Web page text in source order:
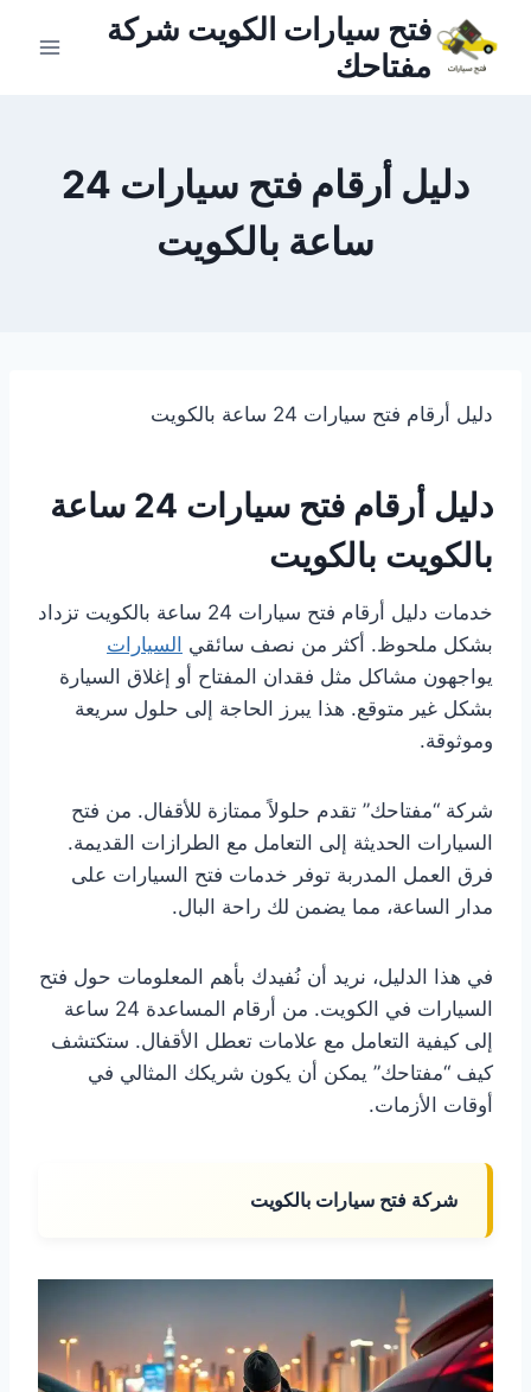
المحتوى
فتح سيارات الكويت شركة
مفتاحك
دليل أرقام فتح سيارات 24
ساعة بالكويت
دليل أرقام فتح سيارات 24 ساعة بالكويت
دليل أرقام فتح سيارات 24 ساعة
بالكويت بالكويت
خدمات دليل أرقام فتح سيارات 24 ساعة بالكويت تزداد
بشكل ملحوظ. أكثر من نصف سائقي السيارات
يواجهون مشاكل مثل فقدان المفتاح أو إغلاق السيارة
بشكل غير متوقع. هذا يبرز الحاجة إلى حلول سريعة
وموثوقة.
شركة “مفتاحك” تقدم حلولاً ممتازة للأقفال. من فتح
السيارات الحديثة إلى التعامل مع الطرازات القديمة.
فرق العمل المدربة توفر خدمات فتح السيارات على
مدار الساعة، مما يضمن لك راحة البال.
في هذا الدليل، نريد أن نُفيدك بأهم المعلومات حول فتح
السيارات في الكويت. من أرقام المساعدة 24 ساعة
إلى كيفية التعامل مع علامات تعطل الأقفال. ستكتشف
كيف “مفتاحك” يمكن أن يكون شريكك المثالي في
أوقات الأزمات.
شركة فتح سيارات بالكويت